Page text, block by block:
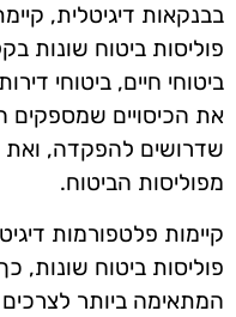
בבנקאות דיגיטלית,
פוליסות ביטוח שונות
ביטוחי חיים, ביטוחי
את הכיסויים שמספקים
שדרושים להפקדה, ואת
מפוליסות הביטוח.
קיימות פלטפורמות
פוליסות ביטוח שונות,
המתאימה ביותר לצרכים